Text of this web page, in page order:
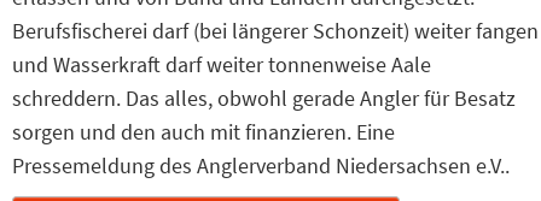
Berufsfischerei darf (bei längerer Schonzeit) weiter fangen
und Wasserkraft darf weiter tonnenweise Aale
schreddern. Das alles, obwohl gerade Angler für Besatz
sorgen und den auch mit finanzieren. Eine
Pressemeldung des Anglerverband Niedersachsen e.V..